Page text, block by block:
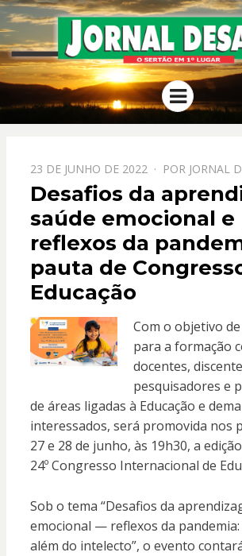
O Sertão em
Menu
PPOSTADO
EM
23 DE JUNHO DE 2022 POR JORNAL
Desafios da
saúde emocional e
reflexos da
pauta de
Educação
Com o objetivo
para a formação
docentes,
pesquisadores e
de áreas ligadas à Educação e
interessados, será promovida nos
27 e 28 de junho, às 19h30, a
24º Congresso Internacional de
Sob o tema “Desafios da
emocional — reflexos da pandemia:
além do intelecto”, o evento